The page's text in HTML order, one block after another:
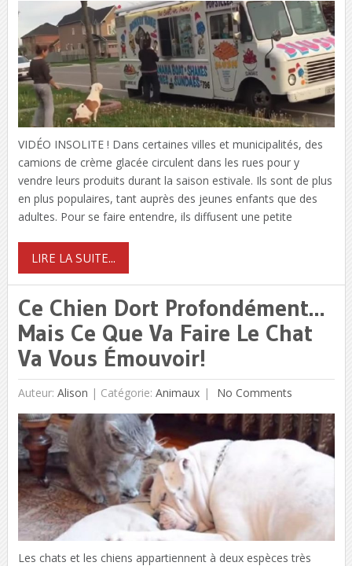
VIDÉO INSOLITE ! Dans certaines villes et municipalités, des
camions de crème glacée circulent dans les rues pour y
vendre leurs produits durant la saison estivale. Ils sont de plus
en plus populaires, tant auprès des jeunes enfants que des
adultes. Pour se faire entendre, ils diffusent une petite
LIRE LA SUITE...
Ce Chien Dort Profondément…
Mais Ce Que Va Faire Le Chat
Va Vous Émouvoir!
Auteur: Alison | Catégorie: Animaux No Comments
Les chats et les chiens appartiennent à deux espèces très